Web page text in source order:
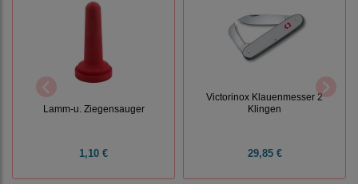
Lamm-u. Ziegensauger
1,10 €
Victorinox Klauenmesser 2
Klingen
29,85 €